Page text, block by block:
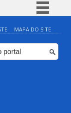
BR
MAPA DO SITE